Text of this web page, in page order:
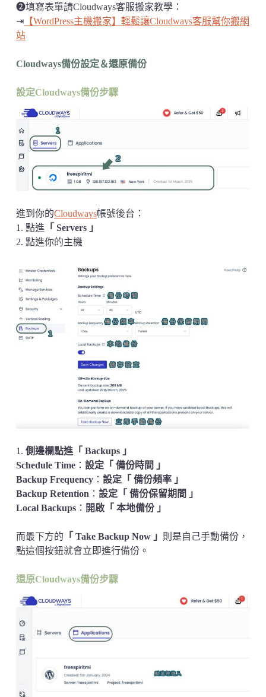
➋填寫表單請Cloudways客服搬家教學：
⇥【WordPress主機搬家】輕鬆讓Cloudways客服幫你搬網
站
Cloudways備份設定＆還原備份
設定Cloudways備份步驟
進到你的Cloudways帳號後台：
1. 點進「 Servers 」
2. 點進你的主機
1. 側邊欄點進「 Backups 」
Schedule Time： 設定「 備份時間 」
Backup Frequency： 設定「 備份頻率 」
Backup Retention ： 設定「 備份保留期間 」
Local Backups： 開啟「 本地備份 」
而最下方的 「 Take Backup Now 」 則是自己手動備份，
點這個按鈕就會立即進行備份。
還原Cloudways備份步驟